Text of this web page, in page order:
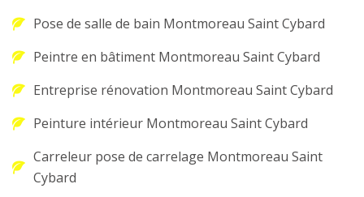
Pose de salle de bain Montmoreau Saint Cybard
Peintre en bâtiment Montmoreau Saint Cybard
Entreprise rénovation Montmoreau Saint Cybard
Peinture intérieur Montmoreau Saint Cybard
Carreleur pose de carrelage Montmoreau Saint
Cybard